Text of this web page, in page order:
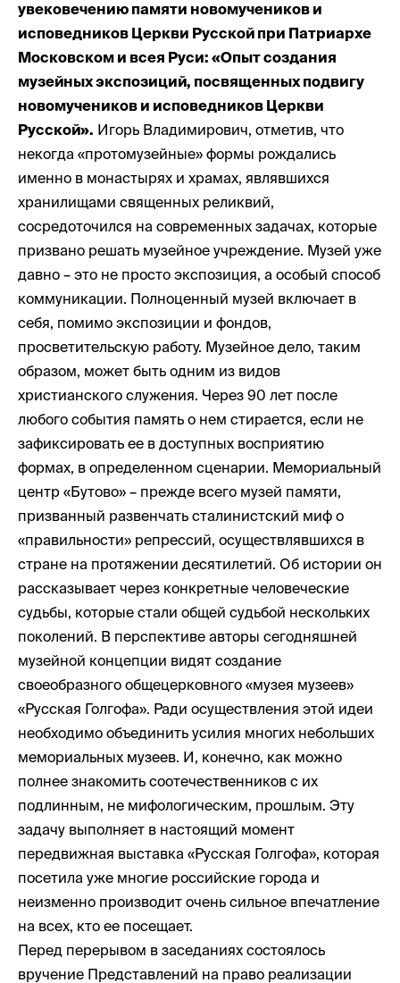
увековечению памяти новомучеников и
исповедников Церкви Русской при Патриархе
Московском и всея Руси: «Опыт создания
музейных экспозиций, посвященных подвигу
новомучеников и исповедников Церкви
Русской». Игорь Владимирович, отметив, что
некогда «протомузейные» формы рождались
именно в монастырях и храмах, являвшихся
хранилищами священных реликвий,
сосредоточился на современных задачах, которые
призвано решать музейное учреждение. Музей уже
давно – это не просто экспозиция, а особый способ
коммуникации. Полноценный музей включает в
себя, помимо экспозиции и фондов,
просветительскую работу. Музейное дело, таким
образом, может быть одним из видов
христианского служения. Через 90 лет после
любого события память о нем стирается, если не
зафиксировать ее в доступных восприятию
формах, в определенном сценарии. Мемориальный
центр «Бутово» – прежде всего музей памяти,
призванный развенчать сталинистский миф о
«правильности» репрессий, осуществлявшихся в
стране на протяжении десятилетий. Об истории он
рассказывает через конкретные человеческие
судьбы, которые стали общей судьбой нескольких
поколений. В перспективе авторы сегодняшней
музейной концепции видят создание
своеобразного общецерковного «музея музеев»
«Русская Голгофа». Ради осуществления этой идеи
необходимо объединить усилия многих небольших
мемориальных музеев. И, конечно, как можно
полнее знакомить соотечественников с их
подлинным, не мифологическим, прошлым. Эту
задачу выполняет в настоящий момент
передвижная выставка «Русская Голгофа», которая
посетила уже многие российские города и
неизменно производит очень сильное впечатление
на всех, кто ее посещает.
Перед перерывом в заседаниях состоялось
вручение Представлений на право реализации